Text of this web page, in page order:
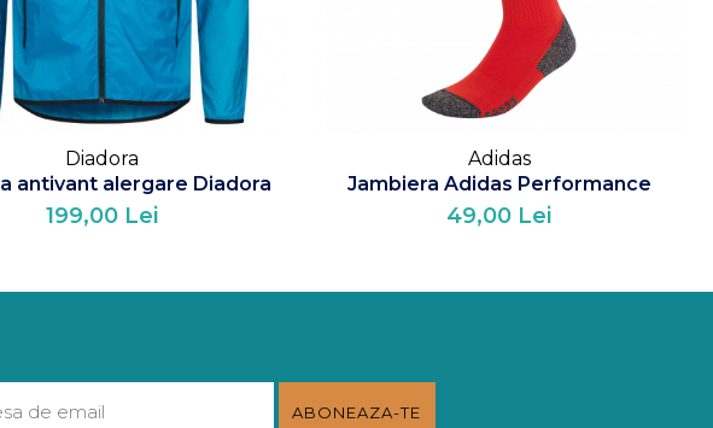
Diadora
antivant alergare Diadora
199,00 Lei
Adidas
Jambiera Adidas Performance
49,00 Lei